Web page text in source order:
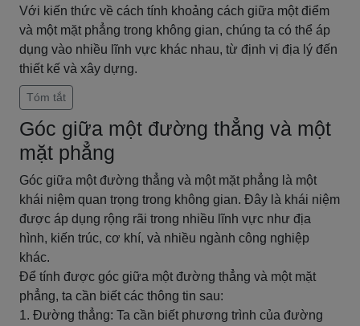
Với kiến thức về cách tính khoảng cách giữa một điểm
và một mặt phẳng trong không gian, chúng ta có thể áp
dụng vào nhiều lĩnh vực khác nhau, từ định vị địa lý đến
thiết kế và xây dựng.
Tóm tắt
Góc giữa một đường thẳng và một
mặt phẳng
Góc giữa một đường thẳng và một mặt phẳng là một
khái niệm quan trọng trong không gian. Đây là khái niệm
được áp dụng rộng rãi trong nhiều lĩnh vực như địa
hình, kiến trúc, cơ khí, và nhiều ngành công nghiệp
khác.
Để tính được góc giữa một đường thẳng và một mặt
phẳng, ta cần biết các thông tin sau:
1. Đường thẳng: Ta cần biết phương trình của đường